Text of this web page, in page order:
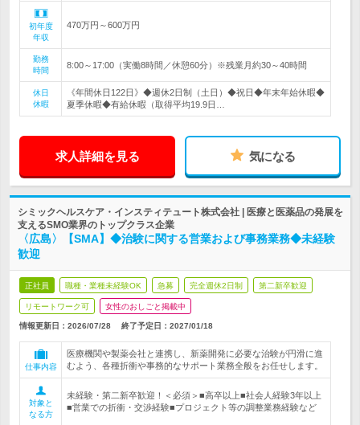
初年度
年収
470万円～600万円
勤務
時間
8:00～17:00（実働8時間／休憩60分）※残業月約30～40時間
休日
休暇
《年間休日122日》◆週休2日制（土日）◆祝日◆年末年始休暇◆
夏季休暇◆有給休暇（取得平均19.9日…
求人詳細を見る 気になる
シミックヘルスケア・インスティテュート株式会社 | 医療と医薬品の発展を
支えるSMO業界のトップクラス企業
〈広島〉【SMA】◆治験に関する営業および事務業務◆未経験
歓迎
正社員 職種・業種未経験OK 急募 完全週休2日制 第二新卒歓迎
リモートワーク可 女性のおしごと掲載中
情報更新日：2026/07/28 終了予定日： 2027/01/18
仕事内容
医療機関や製薬会社と連携し、新薬開発に必要な治験が円滑に進
むよう、各種折衝や事務的なサポート業務全般をお任せします。
対象と
なる方
未経験・第二新卒歓迎！＜必須＞■高卒以上■社会人経験3年以上
■営業での折衝・交渉経験■プロジェクト等の調整業務経験など